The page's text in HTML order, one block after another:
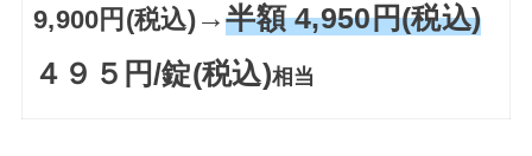
9,900円(税込)→半額 4,950円(税込)
４９５円/錠(税込)相当